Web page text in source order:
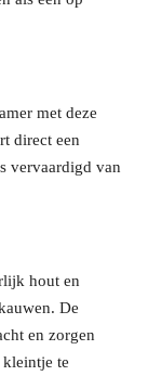
met deze
direct een
vervaardigd van
hout en
De
en zorgen
te